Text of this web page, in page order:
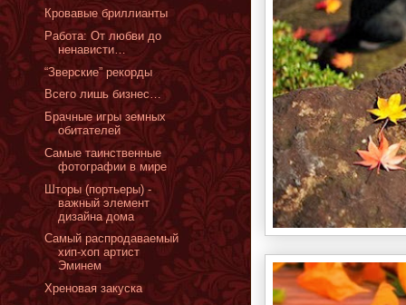
Кровавые бриллианты
Работа: От любви до
ненависти…
“Зверские” рекорды
Всего лишь бизнес…
Брачные игры земных
обитателей
Самые таинственные
фотографии в мире
Шторы (портьеры) -
важный элемент
дизайна дома
Cамый распродаваемый
хип-хоп артист
Эминем
Хреновая закуска